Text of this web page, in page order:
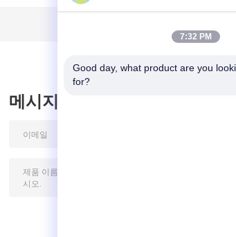
0.3ml 정원 및 살롱
꾸기에
메시지를 남겨주세요
7:32 PM
Good day, what product are you
for?